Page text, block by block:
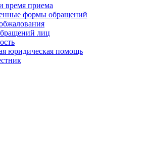
время приема
формы обращений
лиц
юридическая помощь